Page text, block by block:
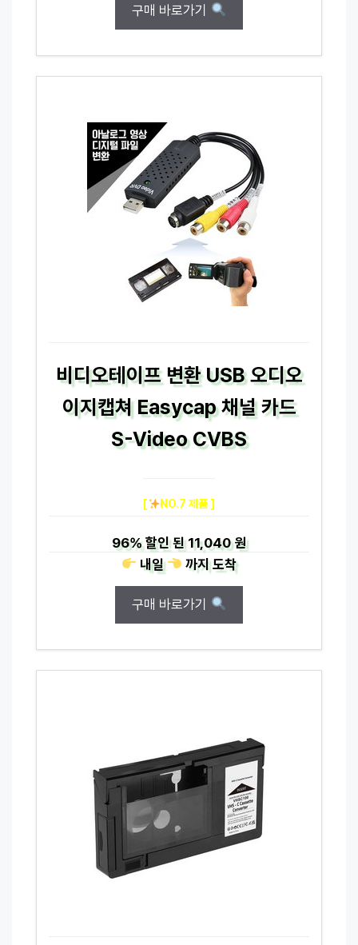
구매 바로가기
비디오테이프 변환 USB 오디오
이지캡쳐 Easycap 채널 카드
S-Video CVBS
[ NO.7 제품 ]
96%할인 된11,040 원
내일
까지도착
구매 바로가기